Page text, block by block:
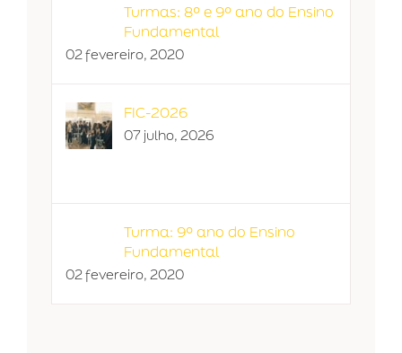
Turmas: 8º e 9º ano do Ensino
Fundamental
02 fevereiro, 2020
FIC-2026
07 julho, 2026
Turma: 9º ano do Ensino
Fundamental
02 fevereiro, 2020